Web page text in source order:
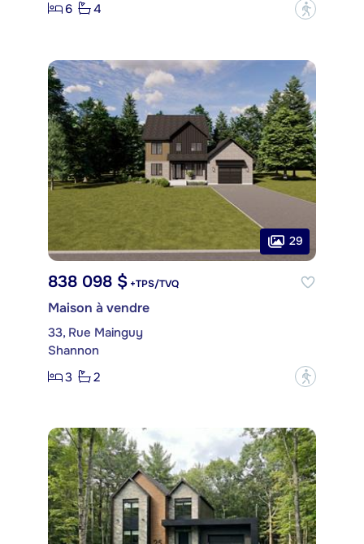
6
4 ?
29
838 098 $ +TPS/TVQ
Maison à vendre
33, Rue Mainguy
Shannon
3
2 ?